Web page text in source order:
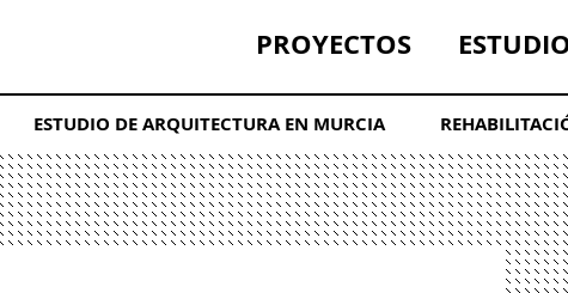
PROYECTOS
ESTUDIO DE ARQUITECTURA EN MURCIA